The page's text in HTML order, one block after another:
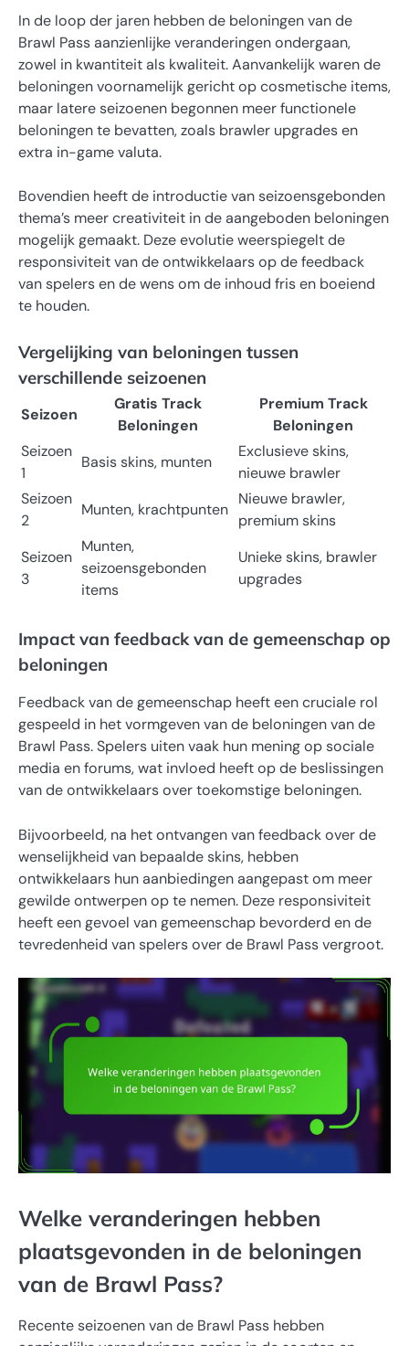
In de loop der jaren hebben de beloningen van de
Brawl Pass aanzienlijke veranderingen ondergaan,
zowel in kwantiteit als kwaliteit. Aanvankelijk waren de
beloningen voornamelijk gericht op cosmetische items,
maar latere seizoenen begonnen meer functionele
beloningen te bevatten, zoals brawler upgrades en
extra in-game valuta.
Bovendien heeft de introductie van seizoensgebonden
thema’s meer creativiteit in de aangeboden beloningen
mogelijk gemaakt. Deze evolutie weerspiegelt de
responsiviteit van de ontwikkelaars op de feedback
van spelers en de wens om de inhoud fris en boeiend
te houden.
Vergelijking van beloningen tussen
verschillende seizoenen
Seizoen
Gratis Track
Beloningen
Premium Track
Beloningen
Seizoen
1
Basis skins, munten
Exclusieve skins,
nieuwe brawler
Seizoen
2
Munten, krachtpunten
Nieuwe brawler,
premium skins
Seizoen
3
Munten,
seizoensgebonden
items
Unieke skins, brawler
upgrades
Impact van feedback van de gemeenschap op
beloningen
Feedback van de gemeenschap heeft een cruciale rol
gespeeld in het vormgeven van de beloningen van de
Brawl Pass. Spelers uiten vaak hun mening op sociale
media en forums, wat invloed heeft op de beslissingen
van de ontwikkelaars over toekomstige beloningen.
Bijvoorbeeld, na het ontvangen van feedback over de
wenselijkheid van bepaalde skins, hebben
ontwikkelaars hun aanbiedingen aangepast om meer
gewilde ontwerpen op te nemen. Deze responsiviteit
heeft een gevoel van gemeenschap bevorderd en de
tevredenheid van spelers over de Brawl Pass vergroot.
Welke veranderingen hebben
plaatsgevonden in de beloningen
van de Brawl Pass?
Recente seizoenen van de Brawl Pass hebben